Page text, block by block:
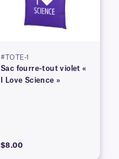
#TOTE-1
Sac fourre-tout violet «
I Love Science »
$8.00